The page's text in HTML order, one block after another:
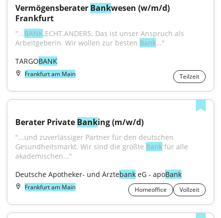
Vermögensberater Bankwesen (w/m/d)
Frankfurt
"...BANK.ECHT.ANDERS. Das ist unser Anspruch als
Arbeitgeberin. Wir wollen zur besten Bank..."
TARGOBANK
Frankfurt am Main Teilzeit
Berater Private Banking (m/w/d)
"...und zuverlässiger Partner für den deutschen
Gesundheitsmarkt. Wir sind die größte Bank für alle
akademischen..."
Deutsche Apotheker- und Ärztebank eG - apoBank
Frankfurt am Main Homeoffice Vollzeit